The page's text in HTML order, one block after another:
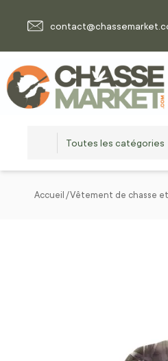
Toutes les catégories
Accueil Vêtement de chasse